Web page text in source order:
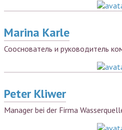
Marina Karle
Сооснователь и руководитель
Peter Kliwer
Manager bei der Firma